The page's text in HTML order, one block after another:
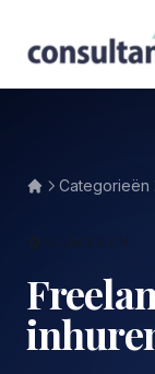
Categorieën